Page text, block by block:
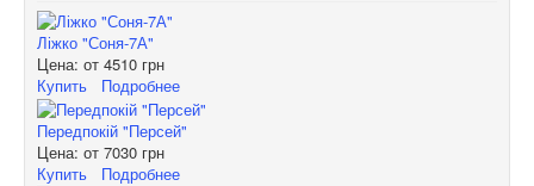
Ліжко "Соня-7А"
Цена: от 4510 грн
Купить
Подробнее
Передпокій "Персей"
Цена: от 7030 грн
Купить
Подробнее